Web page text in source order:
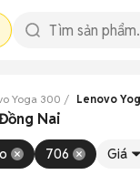
Yoga 300 Lenovo
Nai
706 Giá